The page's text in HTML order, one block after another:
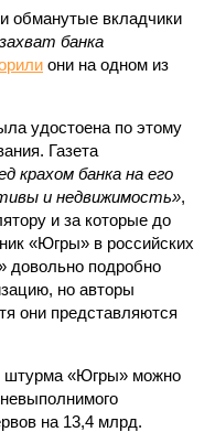
обманутые вкладчики
банка
они на одном из
удостоена по этому
Газета
крахом банка на его
и недвижимость»,
и за которые до
«Югры» в российских
довольно подробно
но авторы
они представляются
штурма «Югры» можно
на 13,4 млрд.